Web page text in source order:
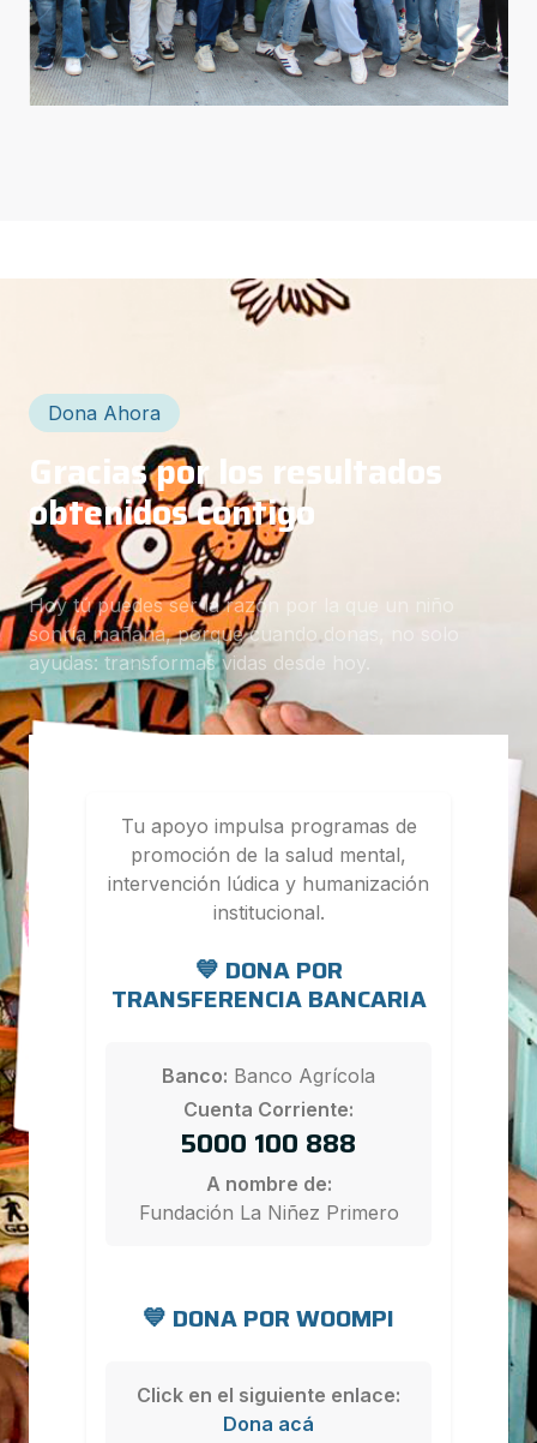
Dona Ahora
Gracias por los resultados
obtenidos contigo
Hoy tú puedes ser la razón por la que un niño
sonría mañana, porque cuando donas, no solo
ayudas: transformas vidas desde hoy.
Tu apoyo impulsa programas de
promoción de la salud mental,
intervención lúdica y humanización
institucional.
💙 DONA POR
TRANSFERENCIA BANCARIA
Banco: Banco Agrícola
Cuenta Corriente:
5000 100 888
A nombre de:
Fundación La Niñez Primero
💙 DONA POR WOOMPI
Click en el siguiente enlace:
Dona acá